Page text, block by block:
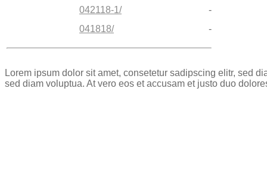
042118-1/
-
041818/
-
Lorem ipsum dolor sit amet, consetetur sadipscing elitr, sed
sed diam voluptua. At vero eos et accusam et justo duo